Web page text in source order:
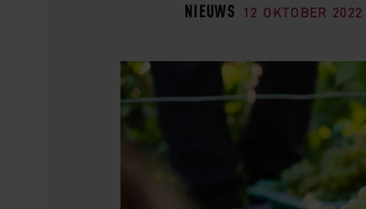
NIEUWS 12 OKTOBER 2022